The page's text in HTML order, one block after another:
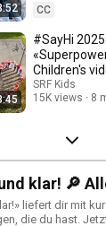
CC
#SayHi
Children's
SRF Kids
15K views
8
klar! 🔎
liefert dir mit
die du hast.